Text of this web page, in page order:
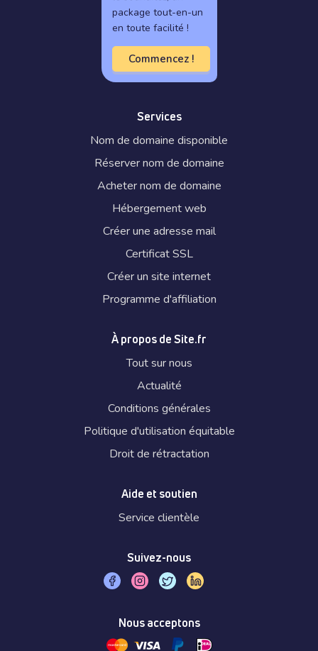
package tout-en-un
en toute facilité !
Commencez !
Services
Nom de domaine disponible
Réserver nom de domaine
Acheter nom de domaine
Hébergement web
Créer une adresse mail
Certificat SSL
Créer un site internet
Programme d'affiliation
À propos de Site.fr
Tout sur nous
Actualité
Conditions générales
Politique d'utilisation équitable
Droit de rétractation
Aide et soutien
Service clientèle
Suivez-nous
Nous acceptons